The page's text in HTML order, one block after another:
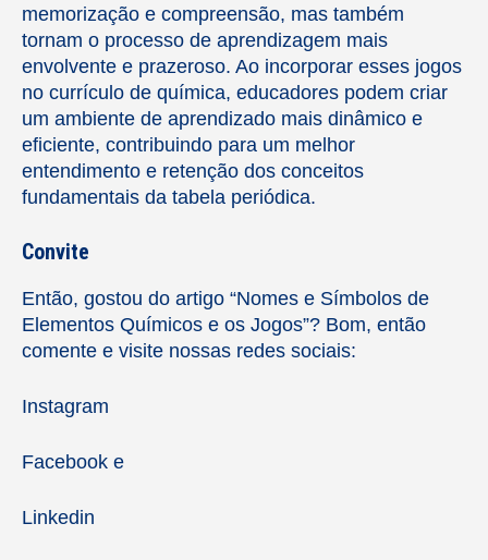
memorização e compreensão, mas também
tornam o processo de aprendizagem mais
envolvente e prazeroso. Ao incorporar esses jogos
no currículo de química, educadores podem criar
um ambiente de aprendizado mais dinâmico e
eficiente, contribuindo para um melhor
entendimento e retenção dos conceitos
fundamentais da tabela periódica.
Convite
Então, gostou do artigo “Nomes e Símbolos de
Elementos Químicos e os Jogos”? Bom, então
comente e visite nossas redes sociais:
Instagram
Facebook e
Linkedin